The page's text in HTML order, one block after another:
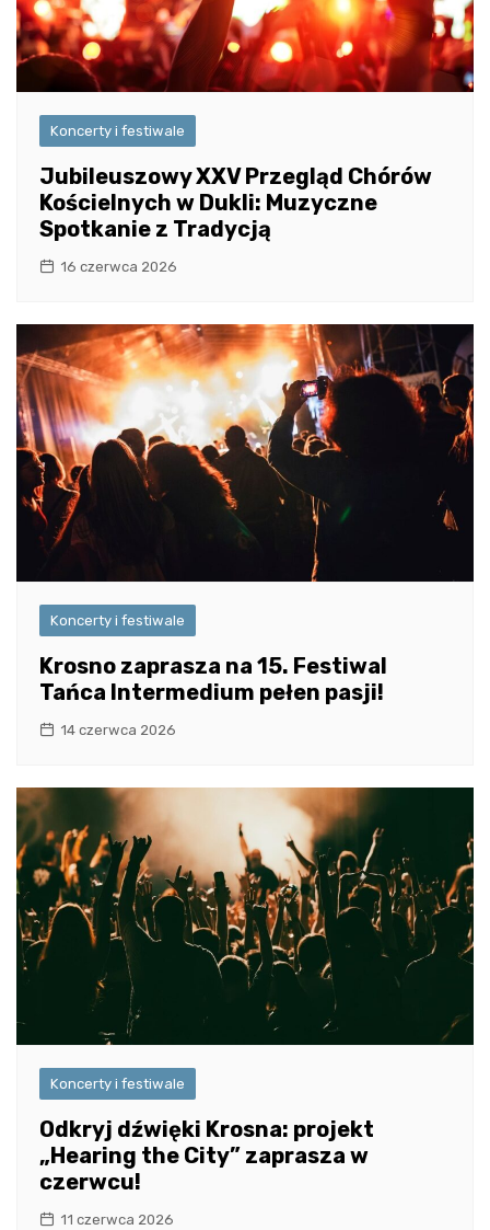
Koncerty i festiwale
Jubileuszowy XXV Przegląd Chórów
Kościelnych w Dukli: Muzyczne
Spotkanie z Tradycją
16 czerwca 2026
Koncerty i festiwale
Krosno zaprasza na 15. Festiwal
Tańca Intermedium pełen pasji!
14 czerwca 2026
Koncerty i festiwale
Odkryj dźwięki Krosna: projekt
„Hearing the City” zaprasza w
czerwcu!
11 czerwca 2026